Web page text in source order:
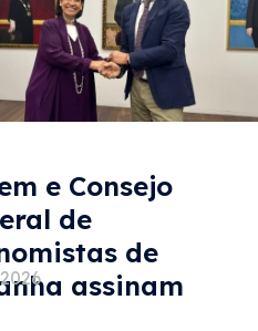
e Consejo
de
de
assinam